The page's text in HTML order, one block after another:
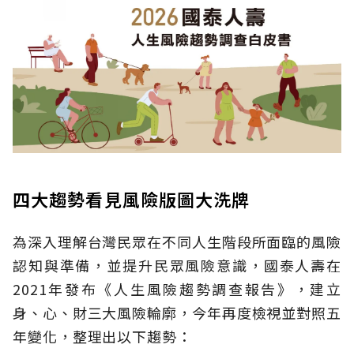
四大趨勢看見風險版圖大洗牌
為深入理解台灣民眾在不同人生階段所面臨的風險
認知與準備，並提升民眾風險意識，國泰人壽在
2021年發布《人生風險趨勢調查報告》，建立
身、心、財三大風險輪廓，今年再度檢視並對照五
年變化，整理出以下趨勢：